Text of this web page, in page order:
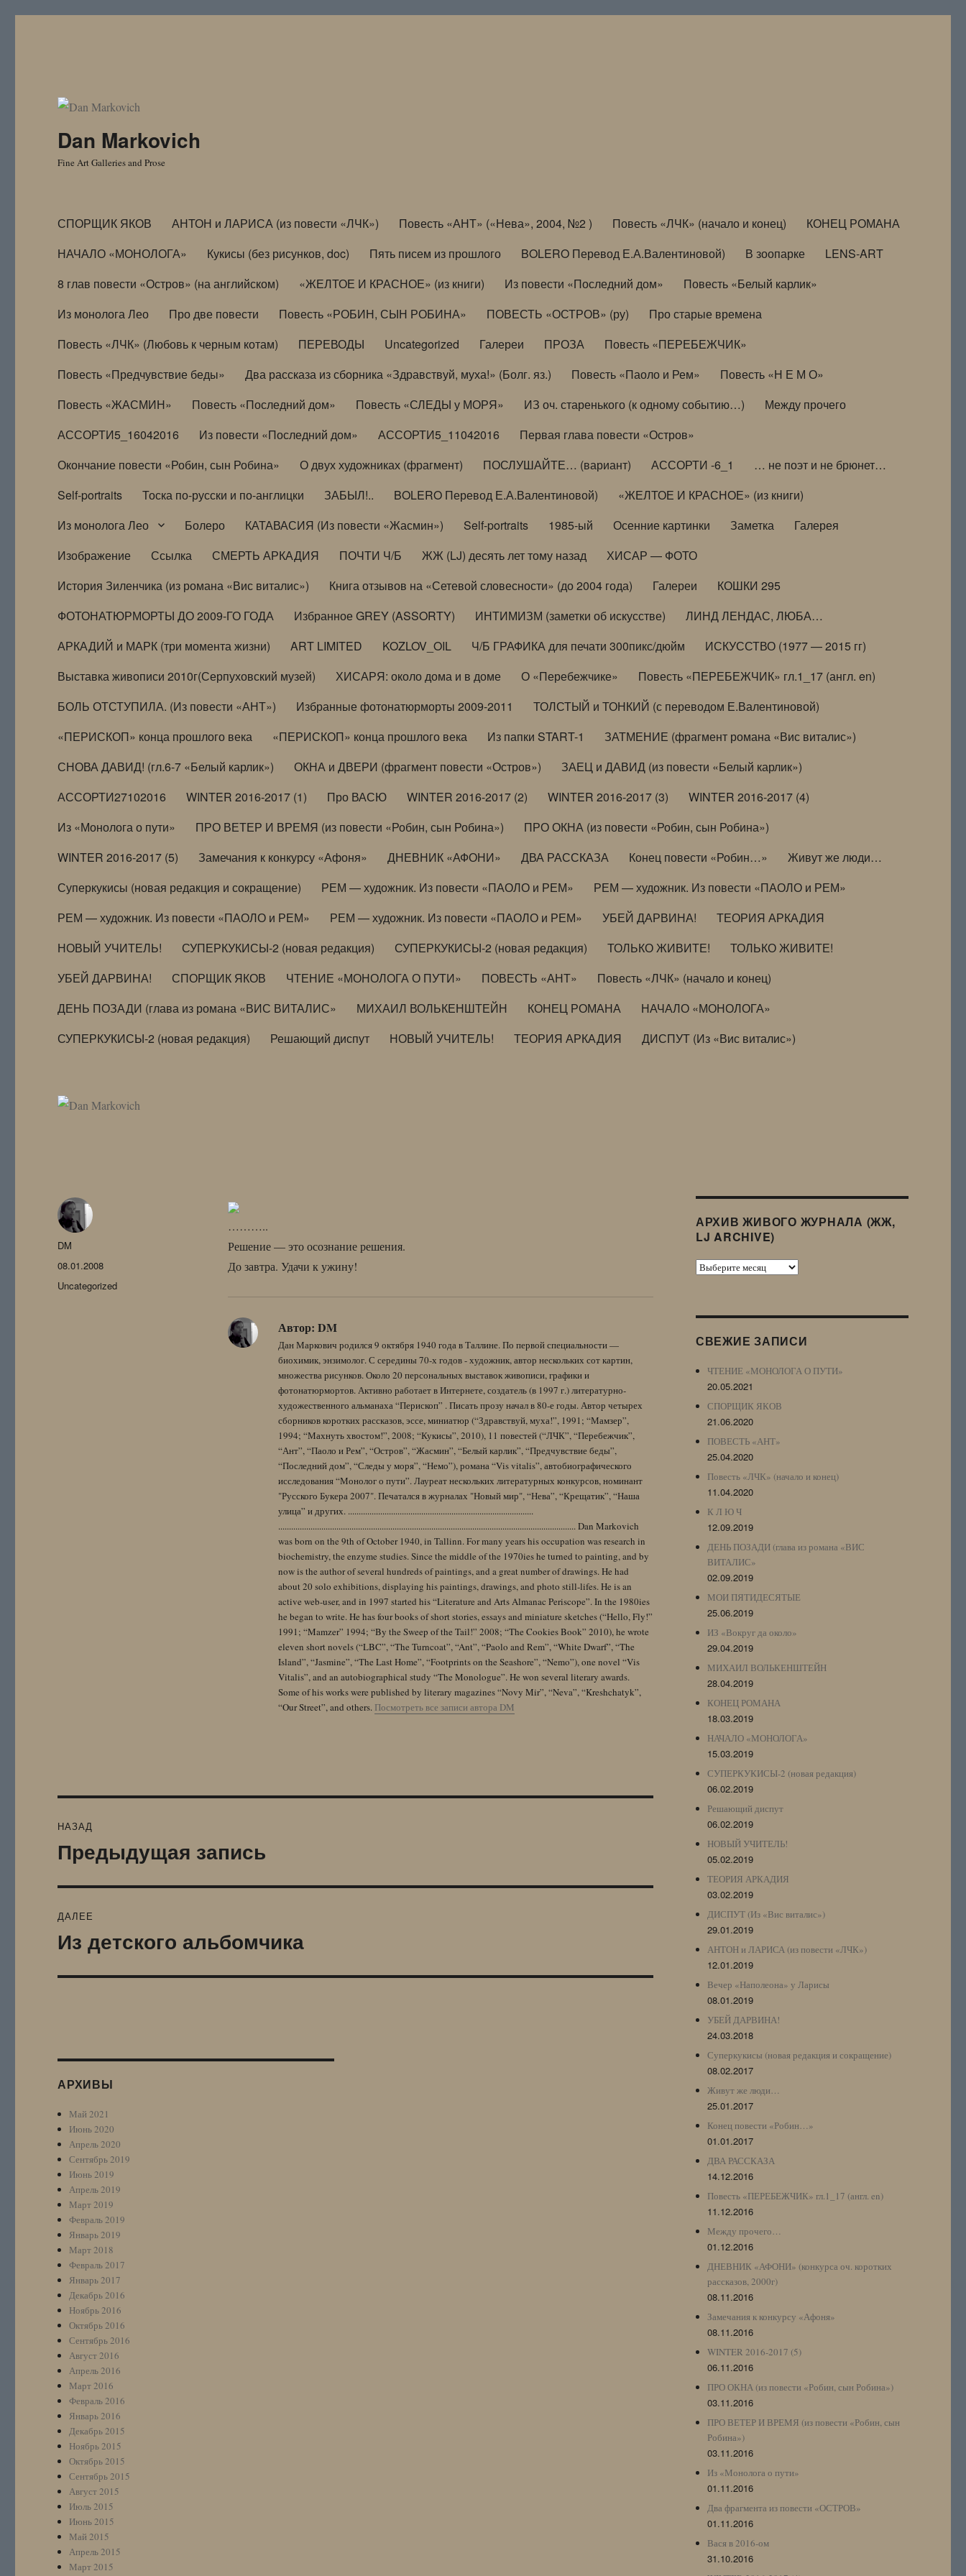
Dan Markovich
Fine Art Galleries and Prose
СПОРЩИК ЯКОВ АНТОН и ЛАРИСА (из повести «ЛЧК») Повесть «АНТ» («Нева», 2004, №2 ) Повесть «ЛЧК» (начало и конец)
КОНЕЦ РОМАНА
НАЧАЛО «МОНОЛОГА»
Кукисы (без рисунков, doc) Пять писем из прошлого BOLERO Перевод Е.А.Валентиновой) В зоопарке
LENS-ART
8 глав повести «Остров» (на английском)
«ЖЕЛТОЕ И КРАСНОЕ» (из книги) Из повести «Последний дом»
Повесть «Белый карлик»
Из монолога Лео
Про две повести Повесть «РОБИН, СЫН РОБИНА» ПОВЕСТЬ «ОСТРОВ» (ру)
Про старые времена
Повесть «ЛЧК» (Любовь к черным котам)
ПЕРЕВОДЫ Uncategorized Галереи ПРОЗА
Повесть «ПЕРЕБЕЖЧИК»
Повесть «Предчувствие беды»
Два рассказа из сборника «Здравствуй, муха!» (Болг. яз.) Повесть «Паоло и Рем»
Повесть «Н Е М О»
Повесть «ЖАСМИН»
Повесть «Последний дом» Повесть «СЛЕДЫ у МОРЯ» ИЗ оч. старенького (к одному событию…)
Между прочего
АССОРТИ5_16042016
Из повести «Последний дом» АССОРТИ5_11042016
Первая глава повести «Остров»
Окончание повести «Робин, сын Робина»
О двух художниках (фрагмент) ПОСЛУШАЙТЕ… (вариант) АССОРТИ -6_1
… не поэт и не брюнет…
Self-portraits
Тоска по-русски и по-англицки ЗАБЫЛ!.. BOLERO Перевод Е.А.Валентиновой)
«ЖЕЛТОЕ И КРАСНОЕ» (из книги)
Из монолога Лео
Болеро КАТАВАСИЯ (Из повести «Жасмин») Self-portraits 1985-ый Осенние картинки Заметка
Галерея
Изображение
Ссылка СМЕРТЬ АРКАДИЯ ПОЧТИ Ч/Б ЖЖ (LJ) десять лет тому назад
ХИСАР — ФОТО
История Зиленчика (из романа «Вис виталис»)
Книга отзывов на «Сетевой словесности» (до 2004 года) Галереи
КОШКИ 295
ФОТОНАТЮРМОРТЫ ДО 2009-ГО ГОДА
Избранное GREY (ASSORTY) ИНТИМИЗМ (заметки об искусстве)
ЛИНД ЛЕНДАС, ЛЮБА…
АРКАДИЙ и МАРК (три момента жизни)
ART LIMITED KOZLOV_OIL Ч/Б ГРАФИКА для печати 300пикс/дюйм
ИСКУССТВО (1977 — 2015 гг)
Выставка живописи 2010г(Серпуховский музей)
ХИСАРЯ: около дома и в доме О «Перебежчике»
Повесть «ПЕРЕБЕЖЧИК» гл.1_17 (англ. en)
БОЛЬ ОТСТУПИЛА. (Из повести «АНТ»)
Избранные фотонатюрморты 2009-2011
ТОЛСТЫЙ и ТОНКИЙ (с переводом Е.Валентиновой)
«ПЕРИСКОП» конца прошлого века
«ПЕРИСКОП» конца прошлого века Из папки START-1
ЗАТМЕНИЕ (фрагмент романа «Вис виталис»)
СНОВА ДАВИД! (гл.6-7 «Белый карлик»)
ОКНА и ДВЕРИ (фрагмент повести «Остров»)
ЗАЕЦ и ДАВИД (из повести «Белый карлик»)
АССОРТИ27102016
WINTER 2016-2017 (1) Про ВАСЮ WINTER 2016-2017 (2) WINTER 2016-2017 (3)
WINTER 2016-2017 (4)
Из «Монолога о пути»
ПРО ВЕТЕР И ВРЕМЯ (из повести «Робин, сын Робина»)
ПРО ОКНА (из повести «Робин, сын Робина»)
WINTER 2016-2017 (5)
Замечания к конкурсу «Афоня» ДНЕВНИК «АФОНИ» ДВА РАССКАЗА Конец повести «Робин…»
Живут же люди…
Суперкукисы (новая редакция и сокращение)
РЕМ — художник. Из повести «ПАОЛО и РЕМ»
РЕМ — художник. Из повести «ПАОЛО и РЕМ»
РЕМ — художник. Из повести «ПАОЛО и РЕМ»
РЕМ — художник. Из повести «ПАОЛО и РЕМ» УБЕЙ ДАРВИНА!
ТЕОРИЯ АРКАДИЯ
НОВЫЙ УЧИТЕЛЬ!
СУПЕРКУКИСЫ-2 (новая редакция) СУПЕРКУКИСЫ-2 (новая редакция) ТОЛЬКО ЖИВИТЕ!
ТОЛЬКО ЖИВИТЕ!
УБЕЙ ДАРВИНА!
СПОРЩИК ЯКОВ ЧТЕНИЕ «МОНОЛОГА О ПУТИ» ПОВЕСТЬ «АНТ»
Повесть «ЛЧК» (начало и конец)
ДЕНЬ ПОЗАДИ (глава из романа «ВИС ВИТАЛИС»
МИХАИЛ ВОЛЬКЕНШТЕЙН КОНЕЦ РОМАНА
НАЧАЛО «МОНОЛОГА»
СУПЕРКУКИСЫ-2 (новая редакция)
Решающий диспут НОВЫЙ УЧИТЕЛЬ! ТЕОРИЯ АРКАДИЯ ДИСПУТ (Из «Вис виталис»)
………..
Решение — это осознание решения.
До завтра. Удачи к ужину!
Автор: DM
Дан Маркович родился 9 октября 1940 года в Таллине. По первой специальности —
биохимик, энзимолог. С середины 70-х годов - художник, автор нескольких сот картин,
множества рисунков. Около 20 персональных выставок живописи, графики и
фотонатюрмортов. Активно работает в Интернете, создатель (в 1997 г.) литературно-
художественного альманаха “Перископ” . Писать прозу начал в 80-е годы. Автор четырех
сборников коротких рассказов, эссе, миниатюр (“Здравствуй, муха!”, 1991; “Мамзер”,
1994; “Махнуть хвостом!”, 2008; “Кукисы”, 2010), 11 повестей (“ЛЧК”, “Перебежчик”,
“Ант”, “Паоло и Рем”, “Остров”, “Жасмин”, “Белый карлик”, “Предчувствие беды”,
“Последний дом”, “Следы у моря”, “Немо”), романа “Vis vitalis”, автобиографического
исследования “Монолог о пути”. Лауреат нескольких литературных конкурсов, номинант
"Русского Букера 2007". Печатался в журналах "Новый мир", “Нева”, “Крещатик”, “Наша
улица” и других. ......................................................................................
.......................................................................................................................................... Dan Markovich
was born on the 9th of October 1940, in Tallinn. For many years his occupation was research in
biochemistry, the enzyme studies. Since the middle of the 1970ies he turned to painting, and by
now is the author of several hundreds of paintings, and a great number of drawings. He had
about 20 solo exhibitions, displaying his paintings, drawings, and photo still-lifes. He is an
active web-user, and in 1997 started his “Literature and Arts Almanac Periscope”. In the 1980ies
he began to write. He has four books of short stories, essays and miniature sketches (“Hello, Fly!”
1991; “Mamzer” 1994; “By the Sweep of the Tail!” 2008; “The Cookies Book” 2010), he wrote
eleven short novels (“LBC”, “The Turncoat”, “Ant”, “Paolo and Rem”, “White Dwarf”, “The
Island”, “Jasmine”, “The Last Home”, “Footprints on the Seashore”, “Nemo”), one novel “Vis
Vitalis”, and an autobiographical study “The Monologue”. He won several literary awards.
Some of his works were published by literary magazines “Novy Mir”, “Neva”, “Kreshchatyk”,
“Our Street”, and others. Посмотреть все записи автора DM
Автор
DM
Опубликовано
08.01.2008
Рубрики
Uncategorized
по
НАЗАД
Предыдущая
запись:
Предыдущая запись
ДАЛЕЕ
Следующая
запись:
Из детского альбомчика
АРХИВЫ
Май 2021
Июнь 2020
Апрель 2020
Сентябрь 2019
Июнь 2019
Апрель 2019
Март 2019
Февраль 2019
Январь 2019
Март 2018
Февраль 2017
Январь 2017
Декабрь 2016
Ноябрь 2016
Октябрь 2016
Сентябрь 2016
Август 2016
Апрель 2016
Март 2016
Февраль 2016
Январь 2016
Декабрь 2015
Ноябрь 2015
Октябрь 2015
Сентябрь 2015
Август 2015
Июль 2015
Июнь 2015
Май 2015
Апрель 2015
Март 2015
АРХИВ ЖИВОГО ЖУРНАЛА (ЖЖ,
LJ ARCHIVE)
Архив
Archive)
СВЕЖИЕ ЗАПИСИ
ЧТЕНИЕ «МОНОЛОГА О ПУТИ»
20.05.2021
СПОРЩИК ЯКОВ
21.06.2020
ПОВЕСТЬ «АНТ»
25.04.2020
Повесть «ЛЧК» (начало и конец)
11.04.2020
К Л Ю Ч
12.09.2019
ДЕНЬ ПОЗАДИ (глава из романа «ВИС
ВИТАЛИС»
02.09.2019
МОИ ПЯТИДЕСЯТЫЕ
25.06.2019
ИЗ «Вокруг да около»
29.04.2019
МИХАИЛ ВОЛЬКЕНШТЕЙН
28.04.2019
КОНЕЦ РОМАНА
18.03.2019
НАЧАЛО «МОНОЛОГА»
15.03.2019
СУПЕРКУКИСЫ-2 (новая редакция)
06.02.2019
Решающий диспут
06.02.2019
НОВЫЙ УЧИТЕЛЬ!
05.02.2019
ТЕОРИЯ АРКАДИЯ
03.02.2019
ДИСПУТ (Из «Вис виталис»)
29.01.2019
АНТОН и ЛАРИСА (из повести «ЛЧК»)
12.01.2019
Вечер «Наполеона» у Ларисы
08.01.2019
УБЕЙ ДАРВИНА!
24.03.2018
Суперкукисы (новая редакция и сокращение)
08.02.2017
Живут же люди…
25.01.2017
Конец повести «Робин…»
01.01.2017
ДВА РАССКАЗА
14.12.2016
Повесть «ПЕРЕБЕЖЧИК» гл.1_17 (англ. en)
11.12.2016
Между прочего…
01.12.2016
ДНЕВНИК «АФОНИ» (конкурса оч. коротких
рассказов, 2000г)
08.11.2016
Замечания к конкурсу «Афоня»
08.11.2016
WINTER 2016-2017 (5)
06.11.2016
ПРО ОКНА (из повести «Робин, сын Робина»)
03.11.2016
ПРО ВЕТЕР И ВРЕМЯ (из повести «Робин, сын
Робина»)
03.11.2016
Из «Монолога о пути»
01.11.2016
Два фрагмента из повести «ОСТРОВ»
01.11.2016
Вася в 2016-ом
31.10.2016